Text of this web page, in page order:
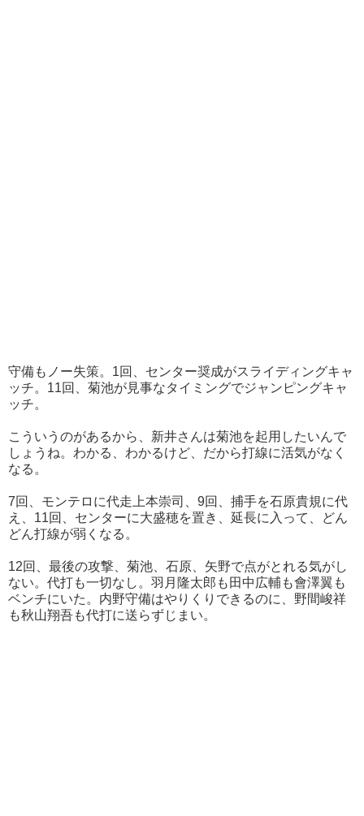
守備もノー失策。1回、センター奨成がスライディングキャ
ッチ。11回、菊池が見事なタイミングでジャンピングキャ
ッチ。
こういうのがあるから、新井さんは菊池を起用したいんで
しょうね。わかる、わかるけど、だから打線に活気がなく
なる。
7回、モンテロに代走上本崇司、9回、捕手を石原貴規に代
え、11回、センターに大盛穂を置き、延長に入って、どん
どん打線が弱くなる。
12回、最後の攻撃、菊池、石原、矢野で点がとれる気がし
ない。代打も一切なし。羽月隆太郎も田中広輔も會澤翼も
ベンチにいた。内野守備はやりくりできるのに、野間峻祥
も秋山翔吾も代打に送らずじまい。